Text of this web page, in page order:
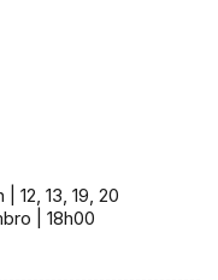
12, 13, 19, 20
| 18h00